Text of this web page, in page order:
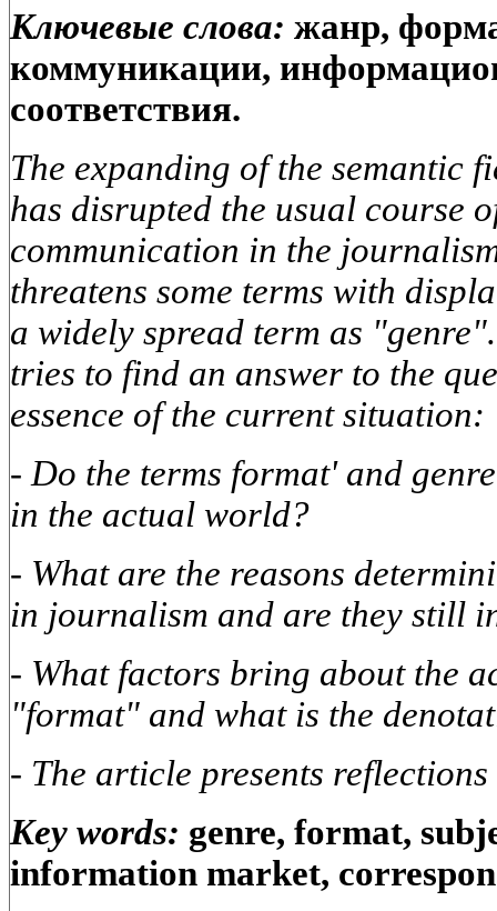
Ключевые слова: жанр,
коммуникации,
соответствия.
The expanding of the semantic
has disrupted the usual course
communication in the
threatens some terms with
a widely spread term as
tries to find an answer to the
essence of the current situation:
- Do the terms format' and
in the actual world?
- What are the reasons
in journalism and are they still
- What factors bring about the
"format" and what is the
- The article presents reflections
Key words: genre, format,
information market,